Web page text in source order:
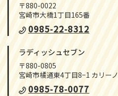
〒880-0022
宮崎市大橋1丁目165番
0985-22-8312
ラディッシュセブン
〒880-0805
宮崎市橘通東4丁目8−1 カリー
0985-78-0077